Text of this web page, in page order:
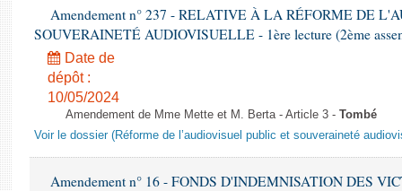
Amendement n° 237 - RELATIVE À LA RÉFORME DE
SOUVERAINETÉ AUDIOVISUELLE - 1ère lecture (2ème
Date de
dépôt :
10/05/2024
Amendement de Mme Mette et M. Berta - Article 3 - Tombé
Voir le dossier (Réforme de l’audiovisuel public et souveraineté
Amendement n° 16 - FONDS D'INDEMNISATION DES